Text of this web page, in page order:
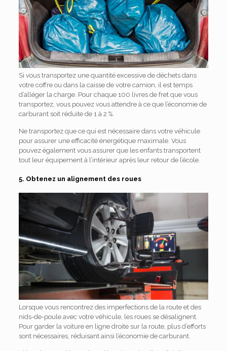
Si vous transportez une quantité excessive de déchets dans
votre coffre ou dans la caisse de votre camion, il est temps
d’alléger la charge. Pour chaque 100 livres de fret que vous
transportez, vous pouvez vous attendre à ce que l’économie de
carburant soit réduite de 1 à 2 %.
Ne transportez que ce qui est nécessaire dans votre véhicule
pour assurer une efficacité énergétique maximale. Vous
pouvez également vous assurer que les enfants transportent
tout leur équipement à l’intérieur après leur retour de l’école.
5. Obtenez un alignement des roues
Lorsque vous rencontrez des imperfections de la route et des
nids-de-poule avec votre véhicule, les roues se désalignent.
Pour garder la voiture en ligne droite sur la route, plus d’efforts
sont nécessaires, réduisant ainsi l’économie de carburant.